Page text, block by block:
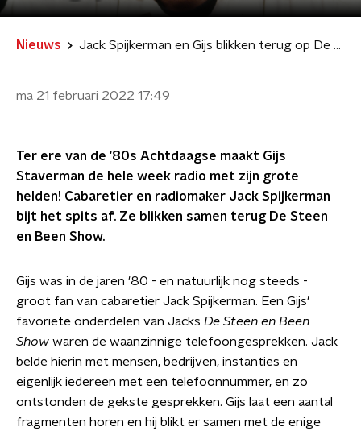
Nieuws Jack Spijkerman en Gijs blikken terug op De Steen en Been Show
ma 21 februari 2022 17:49
Ter ere van de '80s Achtdaagse maakt Gijs
Staverman de hele week radio met zijn grote
helden! Cabaretier en radiomaker Jack Spijkerman
bijt het spits af. Ze blikken samen terug De Steen
en Been Show.
Gijs was in de jaren '80 - en natuurlijk nog steeds -
groot fan van cabaretier Jack Spijkerman. Een Gijs'
favoriete onderdelen van Jacks De Steen en Been
Show waren de waanzinnige telefoongesprekken. Jack
belde hierin met mensen, bedrijven, instanties en
eigenlijk iedereen met een telefoonnummer, en zo
ontstonden de gekste gesprekken. Gijs laat een aantal
fragmenten horen en hij blikt er samen met de enige